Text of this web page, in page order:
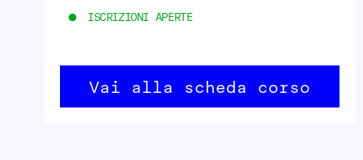
ISCRIZIONI APERTE
Vai alla scheda corso